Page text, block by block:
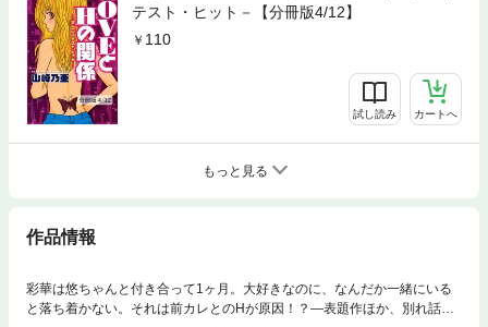
テスト・ヒット－【分冊版4/12】
110
試し読み カートへ
もっと見る
作品情報
彩華は悠ちゃんと付き合って1ヶ月。大好きなのに、なんだか一緒にいる
と落ち着かない。それは前カレとのHが原因！？―表題作ほか、別れ話を